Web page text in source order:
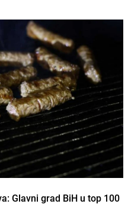
Glavni grad BiH u top 100